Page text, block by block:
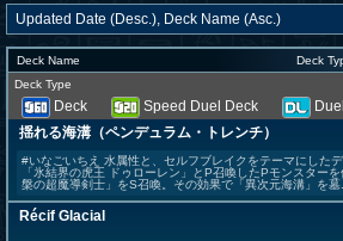
Deck Name
Deck
Deck Type
Deck Speed Duel Deck
揺れる海溝（ペンデュラム・トレンチ）
#いなごいちえ 水属性と、セルフブレイクをテーマにしたデ
「氷結界の虎王 ドゥローレン」とP召喚したPモンスター
槃の超魔導剣士」をS召喚。その効果で「異次元海溝」を墓
Récif Glacial